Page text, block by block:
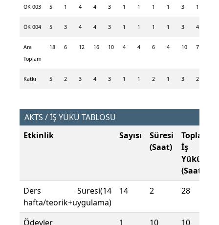
ÖK 003 5 1 4 4 3 1 1 1 1 3 1
ÖK 004 5 3 4 4 3 1 1 1 1 3 4
Ara
Toplam
18 6 12 16 10 4 4 6 4 10 7
Katkı 5 2 3 4 3 1 1 2 1 3 2
AKTS / İŞ YÜKÜ TABLOSU
Etkinlik
Sayısı
Süresi
(Saat)
Toplam
İş
Yükü
(Saat)
Ders Süresi(14
hafta/teorik+uygulama)
14 2 28
Ödevler 1 10 10